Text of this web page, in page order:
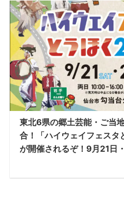
東北6県の郷土芸能・ご当
合！「ハイウェイフェスタ
が開催されるぞ！9月21日